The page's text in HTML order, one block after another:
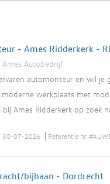
- Ames Ridderkerk -
Ames Autobedrijf
automonteur en wil je
werkplaats met
bij Ames Ridderkerk op zoek
30-07-2026 Referentie nr:
bijbaan - Dordrecht